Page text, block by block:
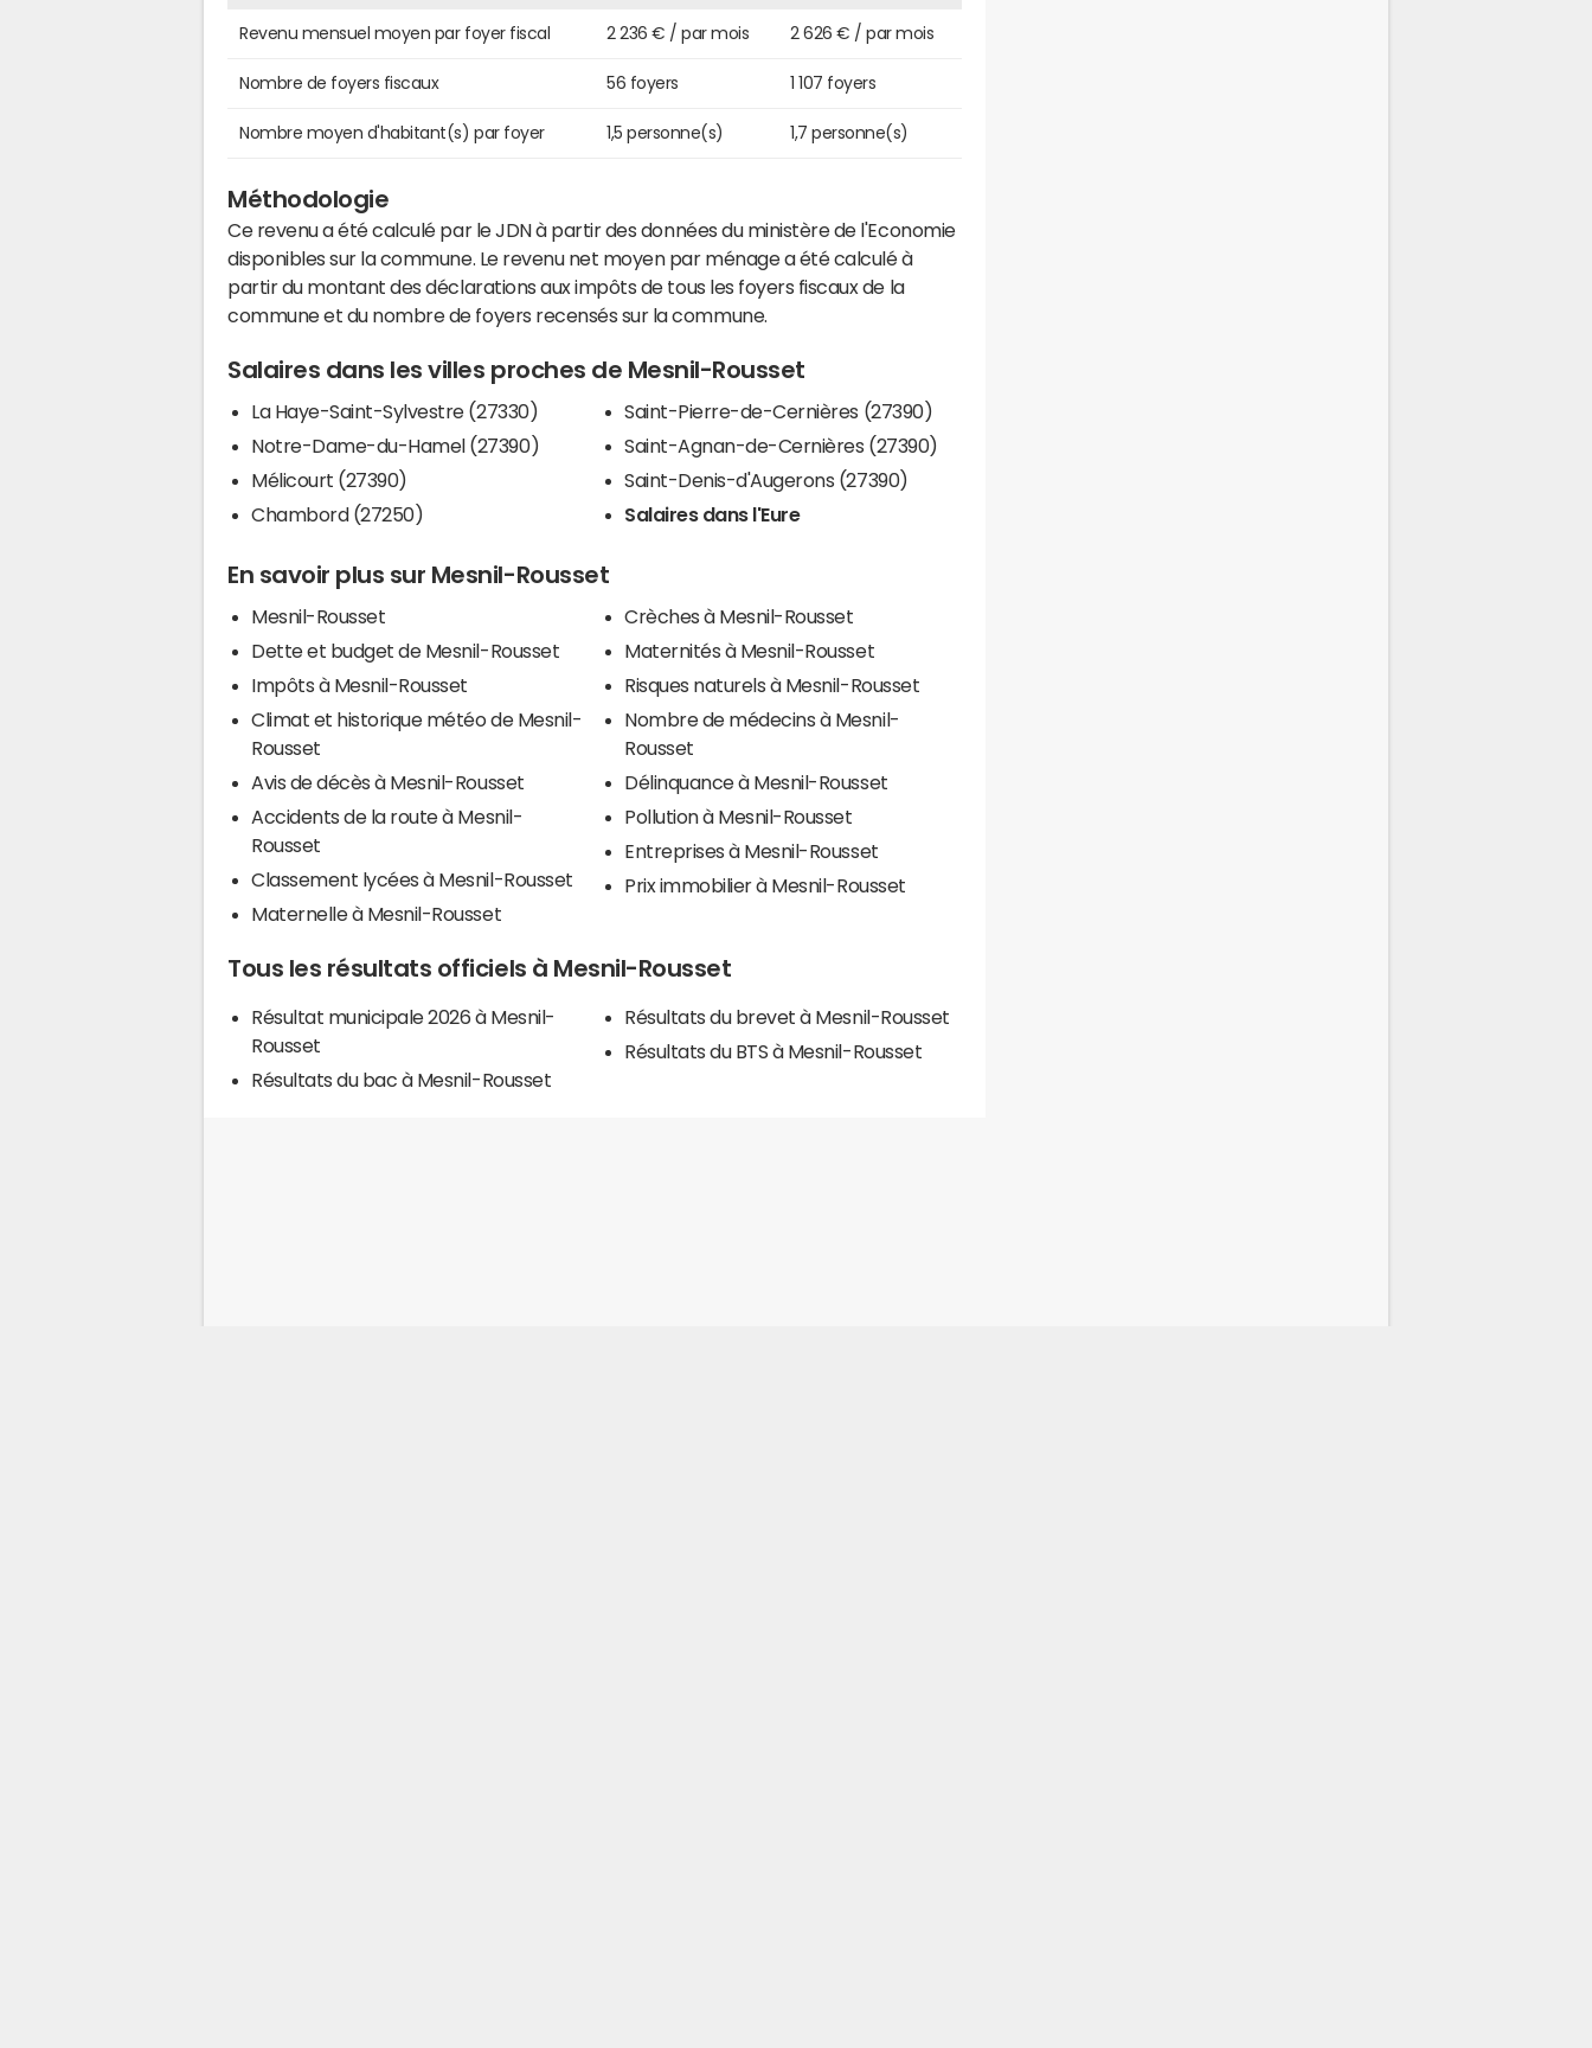
Revenu mensuel moyen par foyer fiscal 2 236 € / par mois 2 626 € / par mois
Nombre de foyers fiscaux 56 foyers 1 107 foyers
Nombre moyen d'habitant(s) par foyer 1,5 personne(s) 1,7 personne(s)
Méthodologie
Ce revenu a été calculé par le JDN à partir des données du ministère de l'Economie
disponibles sur la commune. Le revenu net moyen par ménage a été calculé à
partir du montant des déclarations aux impôts de tous les foyers fiscaux de la
commune et du nombre de foyers recensés sur la commune.
Salaires dans les villes proches de Mesnil-Rousset
La Haye-Saint-Sylvestre (27330)
Notre-Dame-du-Hamel (27390)
Mélicourt (27390)
Chambord (27250)
Saint-Pierre-de-Cernières (27390)
Saint-Agnan-de-Cernières (27390)
Saint-Denis-d'Augerons (27390)
Salaires dans l'Eure
En savoir plus sur Mesnil-Rousset
Mesnil-Rousset
Dette et budget de Mesnil-Rousset
Impôts à Mesnil-Rousset
Climat et historique météo de Mesnil-
Rousset
Avis de décès à Mesnil-Rousset
Accidents de la route à Mesnil-
Rousset
Classement lycées à Mesnil-Rousset
Maternelle à Mesnil-Rousset
Crèches à Mesnil-Rousset
Maternités à Mesnil-Rousset
Risques naturels à Mesnil-Rousset
Nombre de médecins à Mesnil-
Rousset
Délinquance à Mesnil-Rousset
Pollution à Mesnil-Rousset
Entreprises à Mesnil-Rousset
Prix immobilier à Mesnil-Rousset
Tous les résultats officiels à Mesnil-Rousset
Résultat municipale 2026 à Mesnil-
Rousset
Résultats du bac à Mesnil-Rousset
Résultats du brevet à Mesnil-Rousset
Résultats du BTS à Mesnil-Rousset